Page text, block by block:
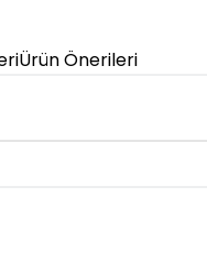
Ürün Önerileri